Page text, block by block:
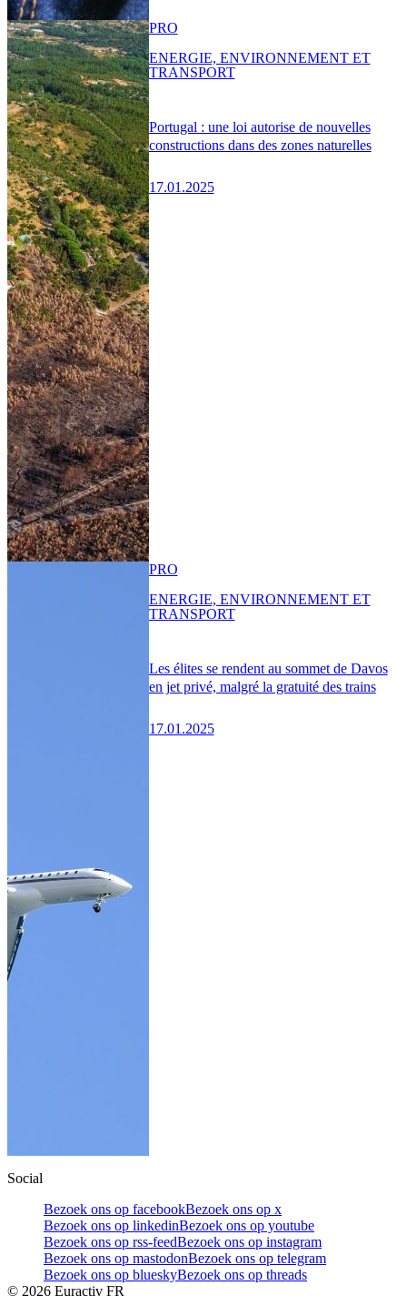
Portugal : une loi autorise de nouvelles
constructions dans des zones naturelles
17.01.2025
PRO
ENERGIE, ENVIRONNEMENT ET
TRANSPORT
Les élites se rendent au sommet de Davos
en jet privé, malgré la gratuité des trains
17.01.2025
PRO
ENERGIE, ENVIRONNEMENT ET
TRANSPORT
Social
Bezoek ons op facebookBezoek ons op x
Bezoek ons op linkedinBezoek ons op youtube
Bezoek ons op rss-feedBezoek ons op instagram
Bezoek ons op mastodonBezoek ons op telegram
Bezoek ons op blueskyBezoek ons op threads
© 2026 Euractiv FR